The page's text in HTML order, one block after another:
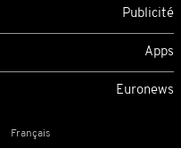
Publicité
Apps
Euronews